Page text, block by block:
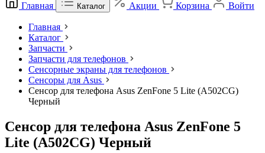
Главная Каталог Акции Корзина Войти
Главная
Каталог
Запчасти
Запчасти для телефонов
Сенсорные экраны для телефонов
Сенсоры для Asus
Сенсор для телефона Asus ZenFone 5 Lite (A502CG)
Черный
Сенсор для телефона Asus ZenFone 5
Lite (A502CG) Черный